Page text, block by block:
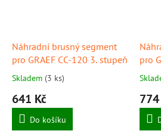
Náhradní brusný segment
pro GRAEF CC-120 3. stupeň
Skladem (3 ks)
641 Kč
Do košíku
pro
774